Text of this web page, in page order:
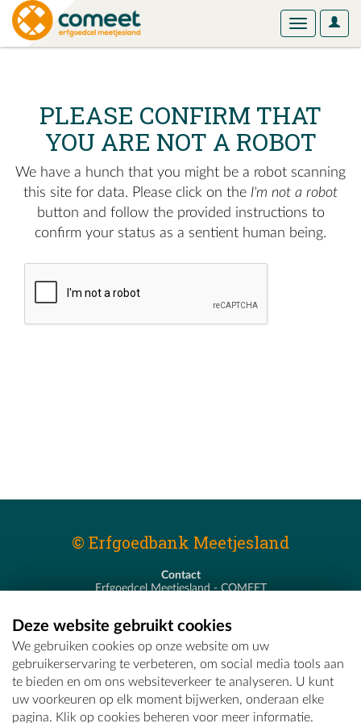
User
Toggle
PLEASE CONFIRM THAT
YOU ARE NOT A ROBOT
We have a hunch that you might be a robot scanning
this site for data. Please click on the I'm not a robot
button and follow the provided instructions to
confirm your status as a sentient human being.
© Erfgoedbank Meetjesland
Contact
Erfgoedcel Meetjesland - COMEET
T - 09 373 75 96
E -erfgoedcel@comeet.be
Deze website gebruikt cookies
We gebruiken cookies op onze website om uw
gebruikerservaring te verbeteren, om social media tools aan
te bieden en om ons websiteverkeer te analyseren. U kunt
uw voorkeuren op elk moment bijwerken, onderaan elke
pagina. Klik op cookies beheren voor meer informatie.